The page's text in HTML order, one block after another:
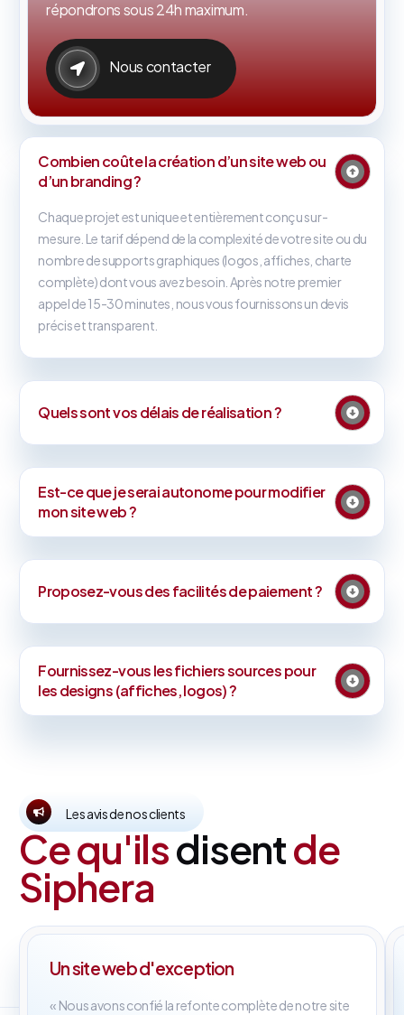
répondrons sous 24h maximum.
Nous contacter
Combien coûte la création d’un site web ou
d’un branding ?
Chaque projet est unique et entièrement conçu sur-
mesure. Le tarif dépend de la complexité de votre site ou du
nombre de supports graphiques (logos, affiches, charte
complète) dont vous avez besoin. Après notre premier
appel de 15-30 minutes, nous vous fournissons un devis
précis et transparent.
Quels sont vos délais de réalisation ?
Est-ce que je serai autonome pour modifier
mon site web ?
Proposez-vous des facilités de paiement ?
Fournissez-vous les fichiers sources pour
les designs (affiches, logos) ?
Les avis de nos clients
Ce qu'ilsdisentde
Siphera
Un site web d'exception
« Nous avons confié la refonte complète de notre site